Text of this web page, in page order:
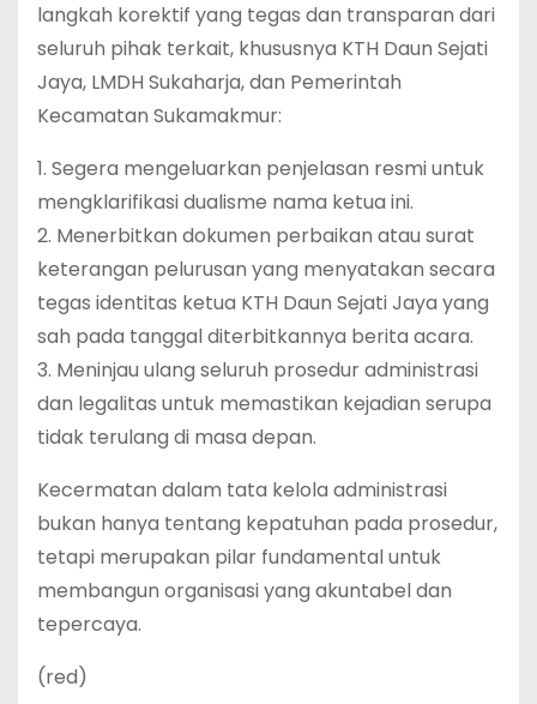
langkah korektif yang tegas dan transparan dari
seluruh pihak terkait, khususnya KTH Daun Sejati
Jaya, LMDH Sukaharja, dan Pemerintah
Kecamatan Sukamakmur:
‎1. Segera mengeluarkan penjelasan resmi untuk
mengklarifikasi dualisme nama ketua ini.
‎2. Menerbitkan dokumen perbaikan atau surat
keterangan pelurusan yang menyatakan secara
tegas identitas ketua KTH Daun Sejati Jaya yang
sah pada tanggal diterbitkannya berita acara.
‎3. Meninjau ulang seluruh prosedur administrasi
dan legalitas untuk memastikan kejadian serupa
tidak terulang di masa depan.
‎Kecermatan dalam tata kelola administrasi
bukan hanya tentang kepatuhan pada prosedur,
tetapi merupakan pilar fundamental untuk
membangun organisasi yang akuntabel dan
tepercaya.
‎(red)